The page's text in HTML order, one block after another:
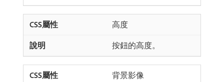
高度
按鈕的高度。
背景影像